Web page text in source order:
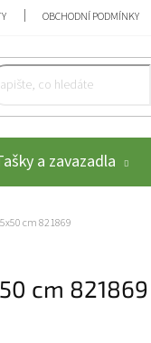
OBCHODNÍ PODMÍNKY
a zavazadla
cm 821869
cm 821869